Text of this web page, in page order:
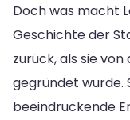
Doch was macht
Geschichte der
zurück, als sie
gegründet wurde.
beeindruckende